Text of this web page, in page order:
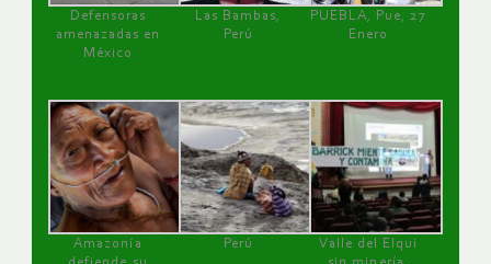
Defensoras
amenazadas en
México
Las Bambas,
Perú
PUEBLA, Pue, 27
Enero
Amazonía
Perú
Valle del Elqui